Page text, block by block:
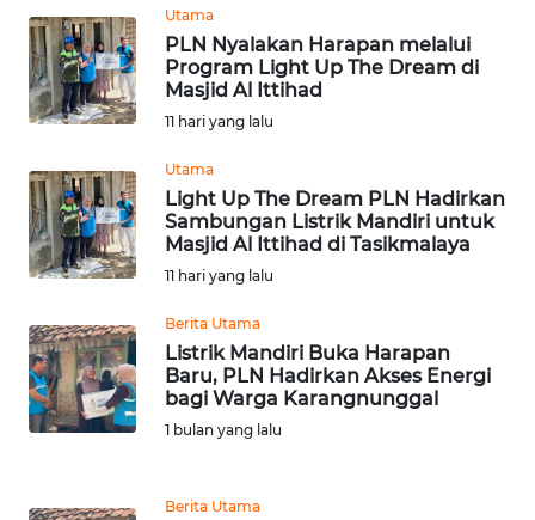
Utama
PLN Nyalakan Harapan melalui
Program Light Up The Dream di
Masjid Al Ittihad
11 hari yang lalu
Utama
Light Up The Dream PLN Hadirkan
Sambungan Listrik Mandiri untuk
Masjid Al Ittihad di Tasikmalaya
11 hari yang lalu
Berita Utama
Listrik Mandiri Buka Harapan
Baru, PLN Hadirkan Akses Energi
bagi Warga Karangnunggal
1 bulan yang lalu
Berita Utama
INDEKS
BERITA
KONTAK
KAMI
INFO
IKLAN
TENTANG
PEDOMAN
MEDIA
SIBER